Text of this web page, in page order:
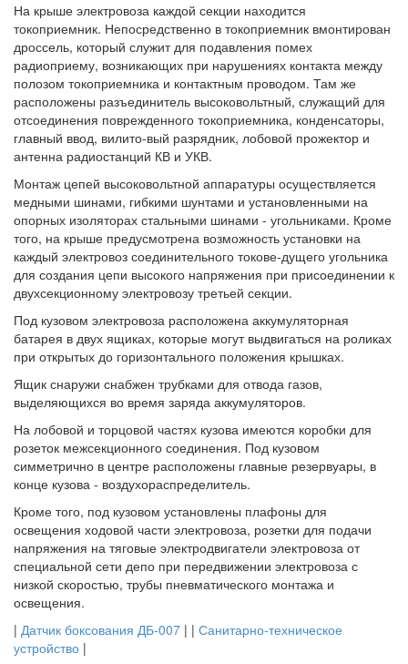
На крыше электровоза каждой секции находится
токоприемник. Непосредственно в токоприемник вмонтирован
дроссель, который служит для подавления помех
радиоприему, возникающих при нарушениях контакта между
полозом токоприемника и контактным проводом. Там же
расположены разъединитель высоковольтный, служащий для
отсоединения поврежденного токоприемника, конденсаторы,
главный ввод, вилито-вый разрядник, лобовой прожектор и
антенна радиостанций КВ и УКВ.
Монтаж цепей высоковольтной аппаратуры осуществляется
медными шинами, гибкими шунтами и установленными на
опорных изоляторах стальными шинами - угольниками. Кроме
того, на крыше предусмотрена возможность установки на
каждый электровоз соединительного токове-дущего угольника
для создания цепи высокого напряжения при присоединении к
двухсекционному электровозу третьей секции.
Под кузовом электровоза расположена аккумуляторная
батарея в двух ящиках, которые могут выдвигаться на роликах
при открытых до горизонтального положения крышках.
Ящик снаружи снабжен трубками для отвода газов,
выделяющихся во время заряда аккумуляторов.
На лобовой и торцовой частях кузова имеются коробки для
розеток межсекционного соединения. Под кузовом
симметрично в центре расположены главные резервуары, в
конце кузова - воздухораспределитель.
Кроме того, под кузовом установлены плафоны для
освещения ходовой части электровоза, розетки для подачи
напряжения на тяговые электродвигатели электровоза от
специальной сети депо при передвижении электровоза с
низкой скоростью, трубы пневматического монтажа и
освещения.
| Датчик боксования ДБ-007 | | Санитарно-техническое
устройство |